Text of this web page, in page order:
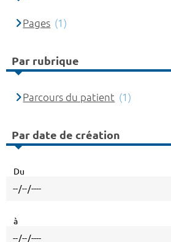
Pages (1)
Par rubrique
Parcours du patient (1)
Par date de création
Du
à